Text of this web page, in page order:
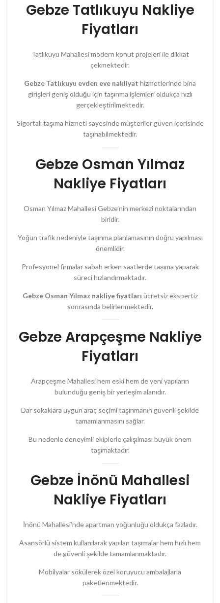
Gebze Tatlıkuyu Nakliye
Fiyatları
Tatlıkuyu Mahallesi modern konut projeleri ile dikkat
çekmektedir.
Gebze Tatlıkuyu evden eve nakliyat hizmetlerinde bina
girişleri geniş olduğu için taşınma işlemleri oldukça hızlı
gerçekleştirilmektedir.
Sigortalı taşıma hizmeti sayesinde müşteriler güven içerisinde
taşınabilmektedir.
Gebze Osman Yılmaz
Nakliye Fiyatları
Osman Yılmaz Mahallesi Gebze’nin merkezi noktalarından
biridir.
Yoğun trafik nedeniyle taşınma planlamasının doğru yapılması
önemlidir.
Profesyonel firmalar sabah erken saatlerde taşıma yaparak
süreci hızlandırmaktadır.
Gebze Osman Yılmaz nakliye fiyatları ücretsiz ekspertiz
sonrasında belirlenmektedir.
Gebze Arapçeşme Nakliye
Fiyatları
Arapçeşme Mahallesi hem eski hem de yeni yapıların
bulunduğu geniş bir yerleşim alanıdır.
Dar sokaklara uygun araç seçimi taşınmanın güvenli şekilde
tamamlanmasını sağlar.
Bu nedenle deneyimli ekiplerle çalışılması büyük önem
taşımaktadır.
Gebze İnönü Mahallesi
Nakliye Fiyatları
İnönü Mahallesi’nde apartman yoğunluğu oldukça fazladır.
Asansörlü sistem kullanılarak yapılan taşımalar hem hızlı hem
de güvenli şekilde tamamlanmaktadır.
Mobilyalar sökülerek özel koruyucu ambalajlarla
paketlenmektedir.